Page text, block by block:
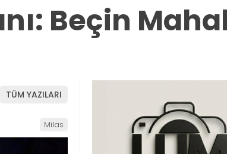
Beçin
TÜM YAZILARI
Milas